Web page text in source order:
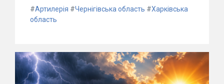
#Артилерія #Чернігівська область #Харківська
область